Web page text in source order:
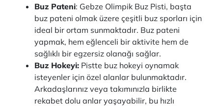
Buz Pateni: Gebze Olimpik Buz Pisti, başta
buz pateni olmak üzere çeşitli buz sporları için
ideal bir ortam sunmaktadır. Buz pateni
yapmak, hem eğlenceli bir aktivite hem de
sağlıklı bir egzersiz olanağı sağlar.
Buz Hokeyi: Pistte buz hokeyi oynamak
isteyenler için özel alanlar bulunmaktadır.
Arkadaşlarınız veya takımınızla birlikte
rekabet dolu anlar yaşayabilir, bu hızlı